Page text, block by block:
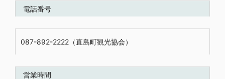
電話番号
087-892-2222（直島町観光協会）
営業時間